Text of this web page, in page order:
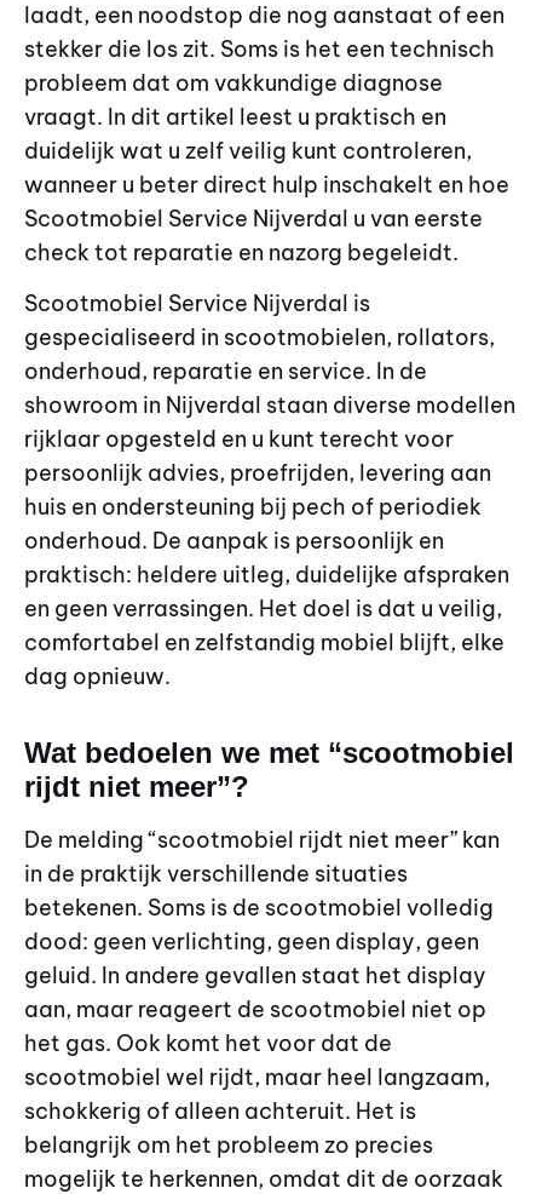
laadt, een noodstop die nog aanstaat of een
stekker die los zit. Soms is het een technisch
probleem dat om vakkundige diagnose
vraagt. In dit artikel leest u praktisch en
duidelijk wat u zelf veilig kunt controleren,
wanneer u beter direct hulp inschakelt en hoe
Scootmobiel Service Nijverdal u van eerste
check tot reparatie en nazorg begeleidt.
Scootmobiel Service Nijverdal is
gespecialiseerd in scootmobielen, rollators,
onderhoud, reparatie en service. In de
showroom in Nijverdal staan diverse modellen
rijklaar opgesteld en u kunt terecht voor
persoonlijk advies, proefrijden, levering aan
huis en ondersteuning bij pech of periodiek
onderhoud. De aanpak is persoonlijk en
praktisch: heldere uitleg, duidelijke afspraken
en geen verrassingen. Het doel is dat u veilig,
comfortabel en zelfstandig mobiel blijft, elke
dag opnieuw.
Wat bedoelen we met “scootmobiel
rijdt niet meer”?
De melding “scootmobiel rijdt niet meer” kan
in de praktijk verschillende situaties
betekenen. Soms is de scootmobiel volledig
dood: geen verlichting, geen display, geen
geluid. In andere gevallen staat het display
aan, maar reageert de scootmobiel niet op
het gas. Ook komt het voor dat de
scootmobiel wel rijdt, maar heel langzaam,
schokkerig of alleen achteruit. Het is
belangrijk om het probleem zo precies
mogelijk te herkennen, omdat dit de oorzaak